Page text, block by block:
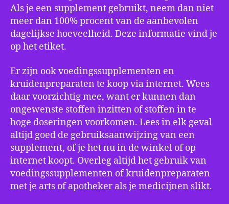
Als je een supplement gebruikt, neem dan niet
meer dan 100% procent van de aanbevolen
dagelijkse hoeveelheid. Deze informatie vind je
op het etiket.
Er zijn ook voedingssupplementen en
kruidenpreparaten te koop via internet. Wees
daar voorzichtig mee, want er kunnen dan
ongewenste stoffen inzitten of stoffen in te
hoge doseringen voorkomen. Lees in elk geval
altijd goed de gebruiksaanwijzing van een
supplement, of je het nu in de winkel of op
internet koopt. Overleg altijd het gebruik van
voedingssupplementen of kruidenpreparaten
met je arts of apotheker als je medicijnen slikt.